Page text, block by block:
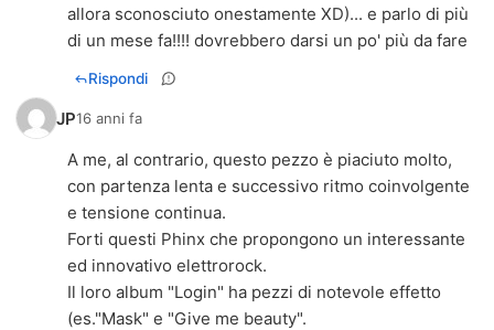
allora sconosciuto onestamente XD)... e parlo di più
di un mese fa!!!! dovrebbero darsi un po' più da fare
Rispondi
JP16 anni fa
A me, al contrario, questo pezzo è piaciuto molto,
con partenza lenta e successivo ritmo coinvolgente
e tensione continua.
Forti questi Phinx che propongono un interessante
ed innovativo elettrorock.
Il loro album "Login" ha pezzi di notevole effetto
(es."Mask" e "Give me beauty".